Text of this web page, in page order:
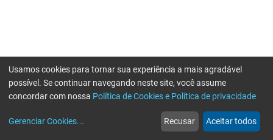
web
Notícias
more_horiz
Mais
Usamos cookies para tornar sua experiência a mais agradável
possível. Se continuar navegando neste site, você assume
concordar com nossa Política de Cookies e Política de privacidade
Gerenciar Cookies... Recusar Aceitar todos
Erro ao enviar informações, por favor tente novamente